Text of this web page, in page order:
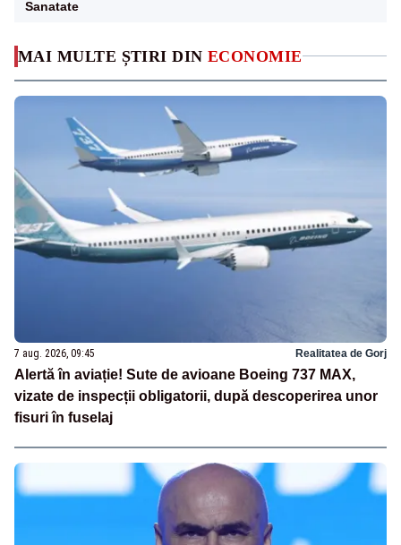
MAI MULTE ȘTIRI DIN ECONOMIE
7 aug. 2026, 09:45 Realitatea de Gorj
Alertă în aviație! Sute de avioane Boeing 737 MAX,
vizate de inspecții obligatorii, după descoperirea unor
fisuri în fuselaj
Sanatate